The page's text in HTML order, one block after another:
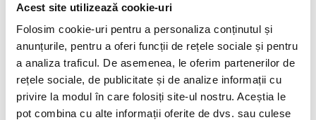
Acest site utilizează cookie-uri
Folosim cookie-uri pentru a personaliza conținutul și
anunțurile, pentru a oferi funcții de rețele sociale și pentru
a analiza traficul. De asemenea, le oferim partenerilor de
rețele sociale, de publicitate și de analize informații cu
privire la modul în care folosiți site-ul nostru. Aceștia le
pot combina cu alte informații oferite de dvs. sau culese
DAVID POPOVICI ȘI
CONSTANTIN POPOVICI,
CÂȘTIGĂTORI LA PREMIILE
2022 LEN AWARDS
ARGINT PENTRU ROMÂNIA LA
CAMPIONATELE EUROPENE
DE CANOTAJ DE LA BLED
2023!
FUELLED BY